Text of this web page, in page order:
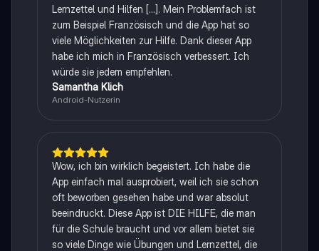
Lernzettel und Hilfen [...]. Mein Problemfach ist
zum Beispiel Französisch und die App hat so
viele Möglichkeiten zur Hilfe. Dank dieser App
habe ich mich in Französisch verbessert. Ich
würde sie jedem empfehlen.
Samantha Klich
Android-Nutzerin
Wow, ich bin wirklich begeistert. Ich habe die
App einfach mal ausprobiert, weil ich sie schon
oft beworben gesehen habe und war absolut
beeindruckt. Diese App ist DIE HILFE, die man
für die Schule braucht und vor allem bietet sie
so viele Dinge wie Übungen und Lernzettel, die